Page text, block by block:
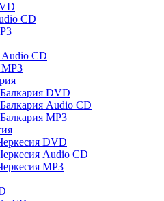
CD
CD
DVD
Audio CD
MP3
DVD
Audio CD
MP3